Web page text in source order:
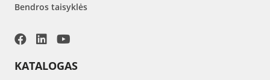
Bendros taisyklės
KATALOGAS